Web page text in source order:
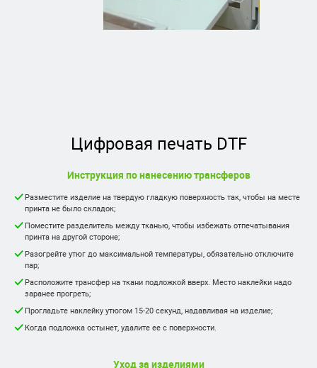
Цифровая печать DTF
Инструкция по нанесению трансферов
Разместите изделие на твердую гладкую поверхность так, чтобы на месте
принта не было складок;
Поместите разделитель между тканью, чтобы избежать отпечатывания
принта на другой стороне;
Разогрейте утюг до максимальной температуры, обязательно отключите
пар;
Расположите трансфер на ткани подложкой вверх. Место наклейки надо
заранее прогреть;
Прогладьте наклейку утюгом 15-20 секунд, надавливая на изделие;
Когда подложка остынет, удалите ее с поверхности.
Уход за изделиями